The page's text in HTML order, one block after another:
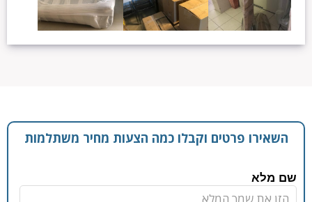
השאירו פרטים וקבלו כמה הצעות מחיר משתלמות
שם מלא